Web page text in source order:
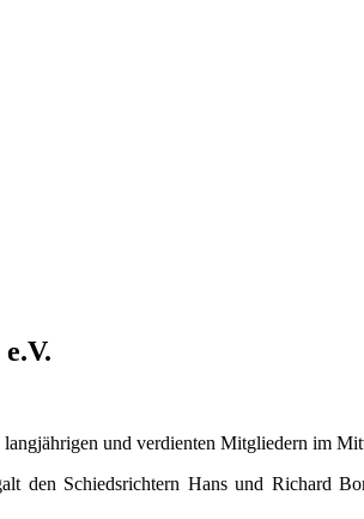
und verdienten Mitgliedern im
den Schiedsrichtern Hans und Richard